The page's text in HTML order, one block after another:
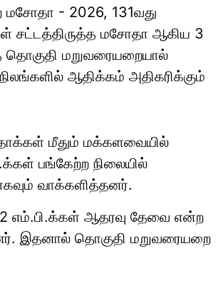
மசோதா - 2026, 131வது
சட்டத்திருத்த மசோதா ஆகிய 3
மறுவரையறையால்
ஆதிக்கம் அதிகரிக்கும்
மீதும் மக்களவையில்
பங்கேற்ற நிலையில்
வாக்களித்தனர்.
எம்.பி.க்கள் ஆதரவு தேவை என்ற
இதனால் தொகுதி மறுவரையறை